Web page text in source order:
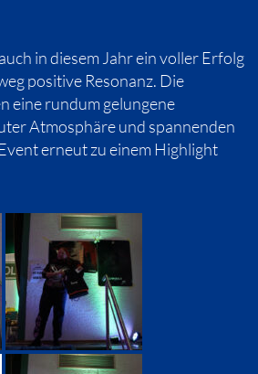
in diesem Jahr ein voller Erfolg
positive Resonanz. Die
eine rundum gelungene
Atmosphäre und spannenden
erneut zu einem Highlight